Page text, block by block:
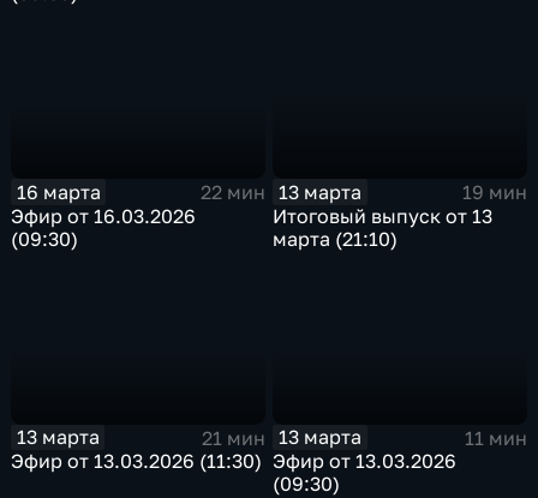
16 марта
22 мин
Эфир от 16.03.2026
(09:30)
13 марта
19 мин
Итоговый выпуск от 13
марта (21:10)
13 марта
21 мин
Эфир от 13.03.2026 (11:30)
13 марта
11 мин
Эфир от 13.03.2026
(09:30)